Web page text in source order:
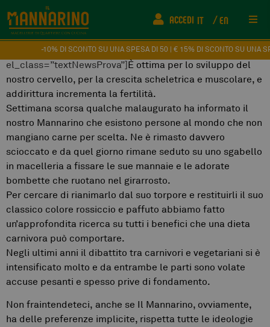
Info
ACCEDI IT EN
-10% DI SCONTO SU UNA SPESA DI 50 | € 15% DI SCONTO SU UNA
[vc_row][vc_column][vc_custom_heading text=”Mangiare
carne fa bene alla salute… ebbene si!”
font_container=”tag:h3|text_align:left|color:%2300582f”
el_class=”titleNewsProva”][vc_column_text
el_class=”textNewsProva”]È ottima per lo sviluppo del
nostro cervello, per la crescita scheletrica e muscolare, e
addirittura incrementa la fertilità.
Settimana scorsa qualche malaugurato ha informato il
nostro Mannarino che esistono persone al mondo che non
mangiano carne per scelta. Ne è rimasto davvero
scioccato e da quel giorno rimane seduto su uno sgabello
in macelleria a fissare le sue mannaie e le adorate
bombette che ruotano nel girarrosto.
Per cercare di rianimarlo dal suo torpore e restituirli il suo
classico colore rossiccio e paffuto abbiamo fatto
un’approfondita ricerca su tutti i benefici che una dieta
carnivora può comportare.
Negli ultimi anni il dibattito tra carnivori e vegetariani si è
intensificato molto e da entrambe le parti sono volate
accuse pesanti e spesso prive di fondamento.
Non fraintendeteci, anche se Il Mannarino, ovviamente,
ha delle preferenze implicite, rispetta tutte le ideologie